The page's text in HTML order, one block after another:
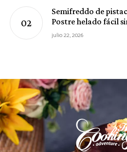
Semifreddo de
Postre helado fácil
julio 22, 2026